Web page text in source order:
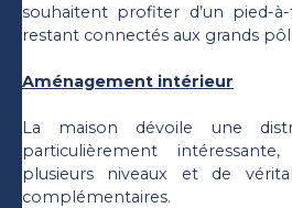
souhaitent profiter d’un pied-
restant connectés aux grands
Aménagement intérieur
La maison dévoile une
particulièrement
plusieurs niveaux et de
complémentaires.